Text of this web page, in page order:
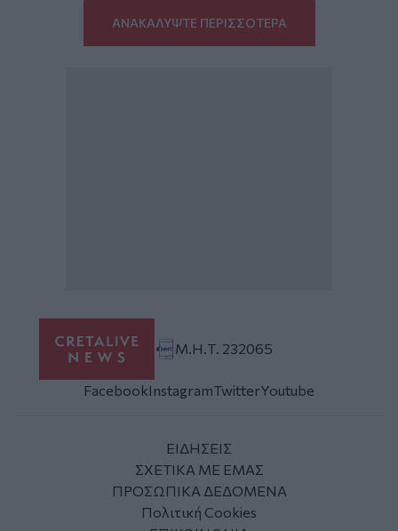
ΑΝΑΚΑΛΥΨΤΕ ΠΕΡΙΣΣΟΤΕΡΑ
Μ.Η.Τ. 232065
FacebookInstagramTwitterYoutube
ΕΙΔΗΣΕΙΣ
ΣΧΕΤΙΚΑ ΜΕ ΕΜΑΣ
ΠΡΟΣΩΠΙΚΑ ΔΕΔΟΜΕΝΑ
Πολιτική Cookies